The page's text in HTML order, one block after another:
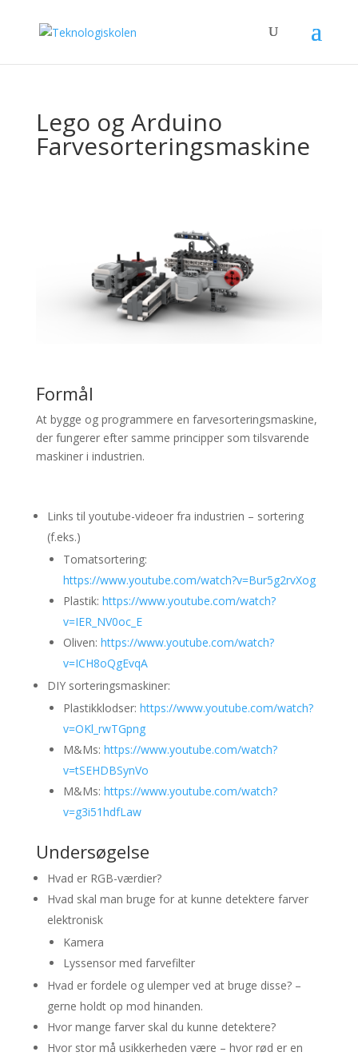
Lego og Arduino
Farvesorteringsmaskine
Formål
At bygge og programmere en farvesorteringsmaskine,
der fungerer efter samme principper som tilsvarende
maskiner i industrien.
Links til youtube-videoer fra industrien – sortering
(f.eks.)
Tomatsortering:
https://www.youtube.com/watch?v=Bur5g2rvXog
Plastik: https://www.youtube.com/watch?
v=IER_NV0oc_E
Oliven: https://www.youtube.com/watch?
v=ICH8oQgEvqA
DIY sorteringsmaskiner:
Plastikklodser: https://www.youtube.com/watch?
v=OKl_rwTGpng
M&Ms: https://www.youtube.com/watch?
v=tSEHDBSynVo
M&Ms: https://www.youtube.com/watch?
v=g3i51hdfLaw
Undersøgelse
Hvad er RGB-værdier?
Hvad skal man bruge for at kunne detektere farver
elektronisk
Kamera
Lyssensor med farvefilter
Hvad er fordele og ulemper ved at bruge disse? –
gerne holdt op mod hinanden.
Hvor mange farver skal du kunne detektere?
Hvor stor må usikkerheden være – hvor rød er en